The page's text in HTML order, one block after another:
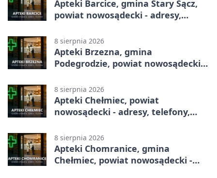
Apteki Barcice, gmina Stary Sącz,
powiat nowosądecki - adresy,
8 sierpnia 2026
Apteki Brzezna, gmina
Podegrodzie, powiat nowosądecki -
8 sierpnia 2026
Apteki Chełmiec, powiat
nowosądecki - adresy, telefony,
8 sierpnia 2026
Apteki Chomranice, gmina
Chełmiec, powiat nowosądecki -